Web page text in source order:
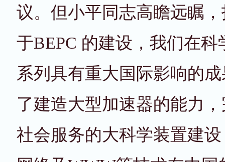
议。但小平同志高瞻远瞩
于BEPC 的建设，我们在
系列具有重大国际影响的
了建造大型加速器的能力
社会服务的大科学装置建